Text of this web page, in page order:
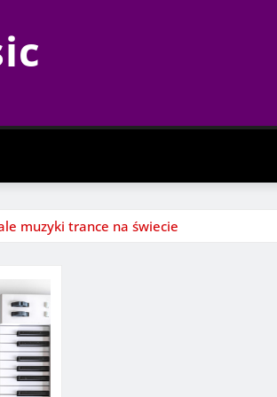
muzyki trance na świecie